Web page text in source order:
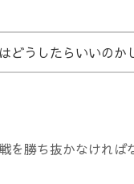
どうしたらいいのか
勝ち抜かなければ